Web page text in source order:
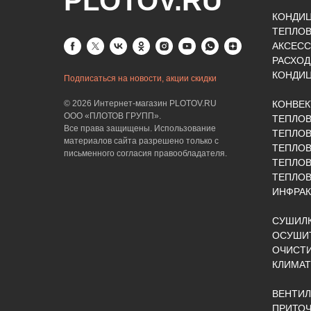
Подписаться на новости, акции скидки
© 2026 Интернет-магазин PLOTOV.RU
ООО «ПЛОТОВ ГРУПП».
Все права защищены. Использование
материалов сайта разрешено только с
письменного согласия правообладателя.